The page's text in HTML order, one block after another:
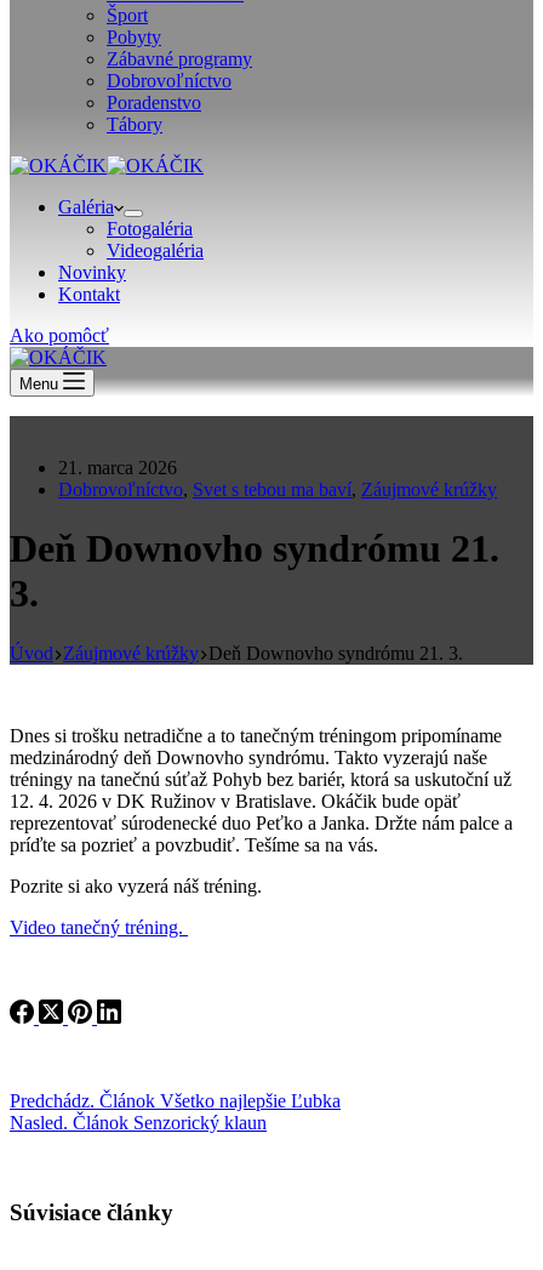
Šport
Pobyty
Zábavné programy
Dobrovoľníctvo
Poradenstvo
Tábory
Galéria
Fotogaléria
Videogaléria
Novinky
Kontakt
Ako pomôcť
Menu
21. marca 2026
Dobrovoľníctvo, Svet s tebou ma baví, Záujmové krúžky
Deň Downovho syndrómu 21.
3.
Úvod Záujmové krúžky Deň Downovho syndrómu 21. 3.
Dnes si trošku netradične a to tanečným tréningom pripomíname
medzinárodný deň Downovho syndrómu. Takto vyzerajú naše
tréningy na tanečnú súťaž Pohyb bez bariér, ktorá sa uskutoční už
12. 4. 2026 v DK Ružinov v Bratislave. Okáčik bude opäť
reprezentovať súrodenecké duo Peťko a Janka. Držte nám palce a
príďte sa pozrieť a povzbudiť. Tešíme sa na vás.
Pozrite si ako vyzerá náš tréning.
Video tanečný tréning.
Predchádz. Článok Všetko najlepšie Ľubka
Nasled. Článok Senzorický klaun
Súvisiace články